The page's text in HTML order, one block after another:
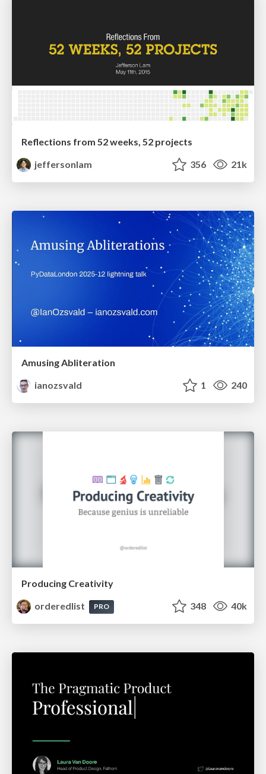
Reflections from 52 weeks, 52 projects
jeffersonlam
356 21k
Amusing Abliteration
ianozsvald
1 240
Producing Creativity
orderedlist
PRO 348 40k